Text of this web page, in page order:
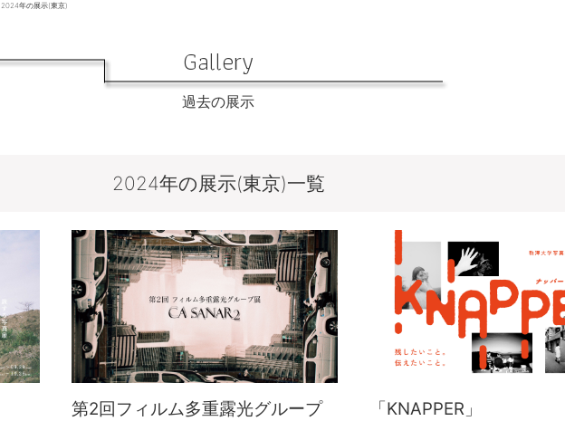
2024年の展示(東京)
Gallery
過去の展示
2024年の展示(東京)一覧
第2回フィルム多重露光グループ
「KNAPPER」